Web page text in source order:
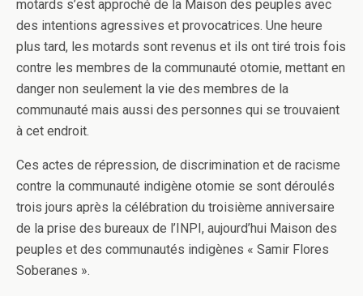
motards s’est approché de la Maison des peuples avec
des intentions agressives et provocatrices. Une heure
plus tard, les motards sont revenus et ils ont tiré trois fois
contre les membres de la communauté otomie, mettant en
danger non seulement la vie des membres de la
communauté mais aussi des personnes qui se trouvaient
à cet endroit.
Ces actes de répression, de discrimination et de racisme
contre la communauté indigène otomie se sont déroulés
trois jours après la célébration du troisième anniversaire
de la prise des bureaux de l’INPI, aujourd’hui Maison des
peuples et des communautés indigènes « Samir Flores
Soberanes ».